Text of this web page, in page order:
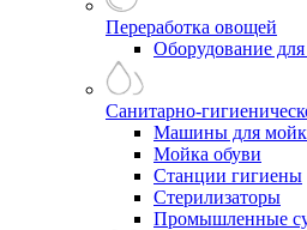
Переработка овощей
Оборудование
Санитарно-
Машины для
Мойка обуви
Станции гигиены
Стерилизаторы
Промышленные